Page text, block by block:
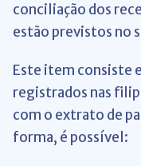
conciliação dos
estão previstos no
Este item consiste
registrados nas
com o extrato de
forma, é possível: